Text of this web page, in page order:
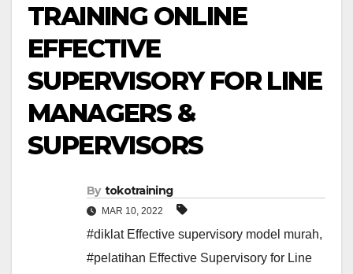
TRAINING ONLINE
EFFECTIVE
SUPERVISORY FOR LINE
MANAGERS &
SUPERVISORS
By tokotraining
MAR 10, 2022
#diklat Effective supervisory model murah,
#pelatihan Effective Supervisory for Line